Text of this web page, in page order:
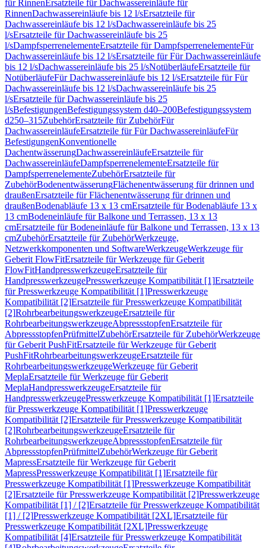
für RinnenErsatzteile für Dachwassereinläufe für
RinnenDachwassereinläufe bis 12 l/sErsatzteile für
Dachwassereinläufe bis 12 l/sDachwassereinläufe bis 25
l/sErsatzteile für Dachwassereinläufe bis 25
l/sDampfsperrenelementeErsatzteile für DampfsperrenelementeFür
Dachwassereinläufe bis 12 l/sErsatzteile für Für Dachwassereinläufe
bis 12 l/sDachwassereinläufe bis 25 l/sNotüberläufeErsatzteile für
NotüberläufeFür Dachwassereinläufe bis 12 l/sErsatzteile für Für
Dachwassereinläufe bis 12 l/sDachwassereinläufe bis 25
l/sErsatzteile für Dachwassereinläufe bis 25
l/sBefestigungenBefestigungssystem d40–200Befestigungssystem
d250–315ZubehörErsatzteile für ZubehörFür
DachwassereinläufeErsatzteile für Für DachwassereinläufeFür
BefestigungenKonventionelle
DachentwässerungDachwassereinläufeErsatzteile für
DachwassereinläufeDampfsperrenelementeErsatzteile für
DampfsperrenelementeZubehörErsatzteile für
ZubehörBodenentwässerungFlächenentwässerung für drinnen und
draußenErsatzteile für Flächenentwässerung für drinnen und
draußenBodenabläufe 13 x 13 cmErsatzteile für Bodenabläufe 13 x
13 cmBodeneinläufe für Balkone und Terrassen, 13 x 13
cmErsatzteile für Bodeneinläufe für Balkone und Terrassen, 13 x 13
cmZubehörErsatzteile für ZubehörWerkzeuge,
Netzwerkkomponenten und SoftwareWerkzeugeWerkzeuge für
Geberit FlowFitErsatzteile für Werkzeuge für Geberit
FlowFitHandpresswerkzeugeErsatzteile für
HandpresswerkzeugePresswerkzeuge Kompatibilität [1]Ersatzteile
für Presswerkzeuge Kompatibilität [1]Presswerkzeuge
Kompatibilität [2]Ersatzteile für Presswerkzeuge Kompatibilität
[2]RohrbearbeitungswerkzeugeErsatzteile für
RohrbearbeitungswerkzeugeAbpressstopfenErsatzteile für
AbpressstopfenPrüfmittelZubehörErsatzteile für ZubehörWerkzeuge
für Geberit PushFitErsatzteile für Werkzeuge für Geberit
PushFitRohrbearbeitungswerkzeugeErsatzteile für
RohrbearbeitungswerkzeugeWerkzeuge für Geberit
MeplaErsatzteile für Werkzeuge für Geberit
MeplaHandpresswerkzeugeErsatzteile für
HandpresswerkzeugePresswerkzeuge Kompatibilität [1]Ersatzteile
für Presswerkzeuge Kompatibilität [1]Presswerkzeuge
Kompatibilität [2]Ersatzteile für Presswerkzeuge Kompatibilität
[2]RohrbearbeitungswerkzeugeErsatzteile für
RohrbearbeitungswerkzeugeAbpressstopfenErsatzteile für
AbpressstopfenPrüfmittelZubehörWerkzeuge für Geberit
MapressErsatzteile für Werkzeuge für Geberit
MapressPresswerkzeuge Kompatibilität [1]Ersatzteile für
Presswerkzeuge Kompatibilität [1]Presswerkzeuge Kompatibilität
[2]Ersatzteile für Presswerkzeuge Kompatibilität [2]Presswerkzeuge
Kompatibilität [1] / [2]Ersatzteile für Presswerkzeuge Kompatibilität
[1] / [2]Presswerkzeuge Kompatibilität [2XL]Ersatzteile für
Presswerkzeuge Kompatibilität [2XL]Presswerkzeuge
Kompatibilität [4]Ersatzteile für Presswerkzeuge Kompatibilität